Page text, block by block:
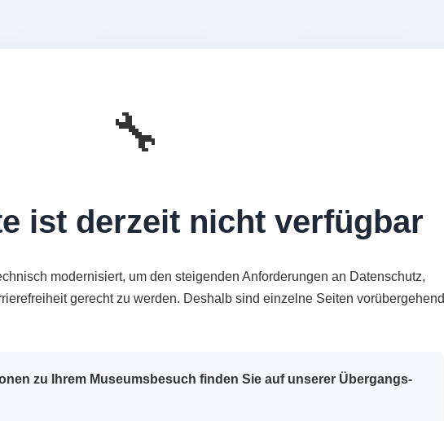
🔧
ist derzeit nicht verfügbar
modernisiert, um den steigenden Anforderungen an Datenschutz,
gerecht zu werden. Deshalb sind einzelne Seiten vorübergehend
zu Ihrem Museumsbesuch finden Sie auf unserer Übergangs-